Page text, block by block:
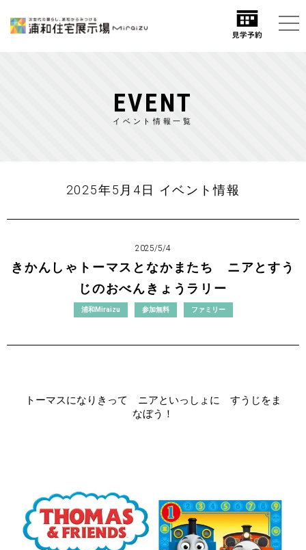
EVENT
イベント情報一覧
2025年5月4日 イベント情報
2025/5/4
きかんしゃトーマスとなかまたち ニアとすう
じのおべんきょうラリー
浦和Miraizu 参加無料 ファミリー
トーマスになりきって ニアといっしょに すうじをま
なぼう！